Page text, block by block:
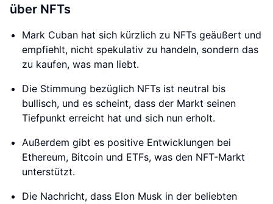
über NFTs
Mark Cuban hat sich kürzlich zu NFTs geäußert und
empfiehlt, nicht spekulativ zu handeln, sondern das
zu kaufen, was man liebt.
Die Stimmung bezüglich NFTs ist neutral bis
bullisch, und es scheint, dass der Markt seinen
Tiefpunkt erreicht hat und sich nun erholt.
Außerdem gibt es positive Entwicklungen bei
Ethereum, Bitcoin und ETFs, was den NFT-Markt
unterstützt.
Die Nachricht, dass Elon Musk in der beliebten